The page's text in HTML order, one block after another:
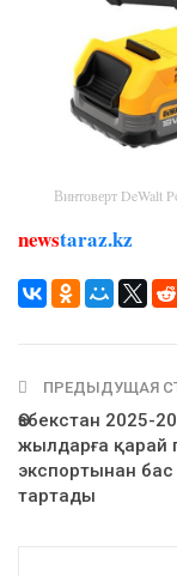
Винтоверт DeWalt
newstaraz.kz
ПРЕДЫДУЩАЯ
Өзбекстан 2025-
жылдарға қарай
экспортынан бас
тартады